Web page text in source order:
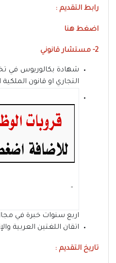
رابط التقديم :
اضغط هنا
2- مستشار قانوني
شهادة بكالوريوس في
التجاري او قانون الملكية
- ‏
اربع سنوات خبرة في
اتقان اللغتين العربية
تاريخ التقديم :